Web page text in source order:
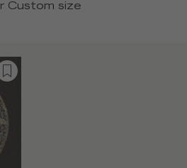
Custom size